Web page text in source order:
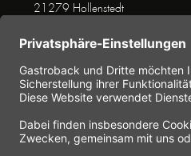
21279 Hollenstedt